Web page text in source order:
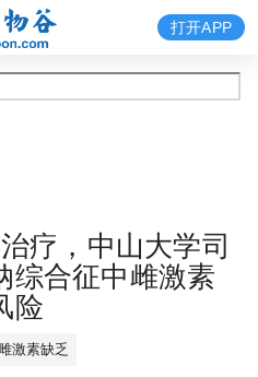
打开APP
疗，中山大学司
综合征中雌激素
险
激素缺乏